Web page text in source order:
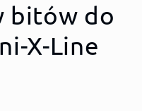
bitów do
X-Line